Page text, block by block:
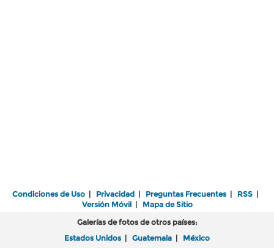
Condiciones de Uso | Privacidad | Preguntas Frecuentes | RSS |
Versión Móvil| Mapa de Sitio
Galerías de fotos de otros países:
Estados Unidos | Guatemala | México